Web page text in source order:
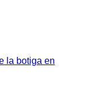
la botiga en